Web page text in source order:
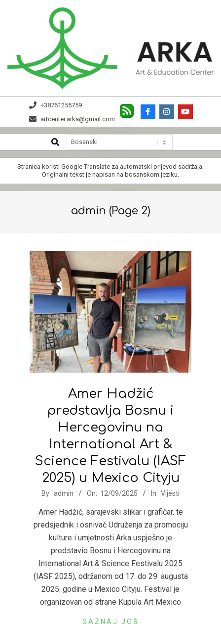
ARKA
+38761255759
artcenter.arka@gmail.com
Navigation
Menu
SEARCH
Stranica koristi Google Translate za automatski prijevod sadržaja.
Originalni tekst je napisan na bosanskom jeziku.
admin (Page 2)
Amer Hadžić
predstavlja Bosnu i
Hercegovinu na
International Art &
Science Festivalu (IASF
2025) u Mexico Cityju
2025-
By: admin On: 12/09/2025 In: Vijesti
Amer Hadžić, sarajevski slikar i grafičar, te
predsjednik i osnivač Udruženja za promociju
kulture i umjetnosti Arka uspješno je
predstavio Bosnu i Hercegovinu na
International Art & Science Festivalu 2025
(IASF 2025), održanom od 17. do 29. augusta
2025. godine u Mexico Cityju. Festival je
organizovan od strane Kupula Art Mexico
SAZNAJ JOŠ